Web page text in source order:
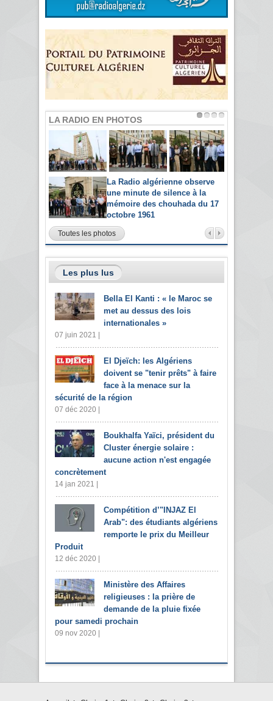
LA RADIO EN PHOTOS
La Radio algérienne observe
une minute de silence à la
mémoire des chouhada du 17
octobre 1961
Toutes les photos
Les plus lus
Bella El Kanti : « le Maroc se
met au dessus des lois
internationales »
07 juin 2021 |
El Djeïch: les Algériens
doivent se "tenir prêts" à faire
face à la menace sur la
sécurité de la région
07 déc 2020 |
Boukhalfa Yaïci, président du
Cluster énergie solaire :
aucune action n'est engagée
concrètement
14 jan 2021 |
Compétition d’"INJAZ El
Arab": des étudiants algériens
remporte le prix du Meilleur
Produit
12 déc 2020 |
Ministère des Affaires
religieuses : la prière de
demande de la pluie fixée
pour samedi prochain
09 nov 2020 |